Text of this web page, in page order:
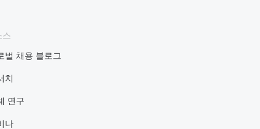
스
벌 채용 블로그
치
연구
나